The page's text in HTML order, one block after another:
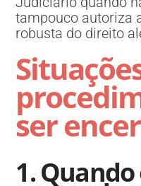
tampouco autoriza
robusta do direito
ser
1.